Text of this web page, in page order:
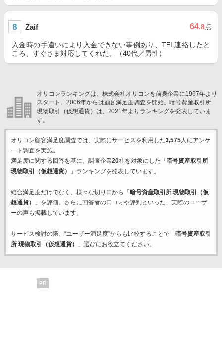
Zaif 64.8点
入金時の手違いにより入金できない事例あり、TEL連絡したと
ころ、すぐさま対応してくれた。（40代／男性）
オリコンランキングは、株式会社オリコンを前身企業に1967年より
スタート。2006年からは顧客満足度調査を開始。暗号資産取引所
現物取引（仮想通貨）は、2021年よりランキングを発表していま
す。
オリコン顧客満足度調査では、実際にサービスを利用した3,575人にアンケ
ート調査を実施。
満足度に関する回答を基に、調査企業20社を対象にした「 暗号資産取引所
現物取引（仮想通貨）
」ランキングを発表しています。
総合満足度だけでなく、様々な切り口から「 暗号資産取引所 現物取引（仮
想通貨）
」を評価。さらに回答者の口コミや評判といった、実際のユーザ
ーの声も掲載しています。
サービス検討の際、“ユーザー満足度”からも比較することで「 暗号資産取引
所 現物取引（仮想通貨）
」選びにお役立てください。
PR